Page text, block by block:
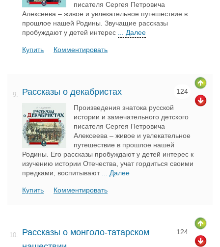
писателя Сергея Петровича
Алексеева – живое и увлекательное путешествие в
прошлое нашей Родины. Звучащие рассказы
пробуждают у детей интерес
... Далее
Купить Комментировать
9. Рассказы о декабристах 124
Произведения знатока русской
истории и замечательного детского
писателя Сергея Петровича
Алексеева – живое и увлекательное
путешествие в прошлое нашей
Родины. Его рассказы пробуждают у детей интерес к
изучению истории Отечества, учат гордиться своими
предками, воспитывают
... Далее
Купить Комментировать
10.
Рассказы о монголо-татарском
124